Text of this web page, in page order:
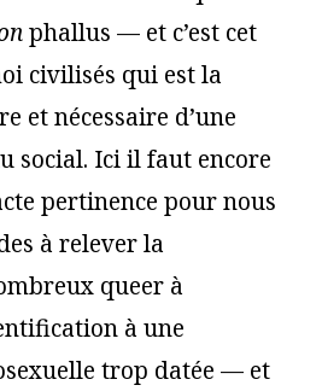
phallus — et c’est cet
civilisés qui est la
et nécessaire d’une
social. Ici il faut encore
pertinence pour nous
à relever la
queer à
à une
trop datée — et